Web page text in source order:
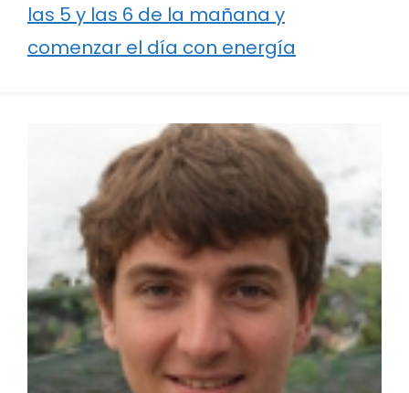
las 5 y las 6 de la mañana y
comenzar el día con energía